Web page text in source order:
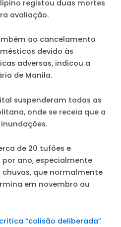
registou duas mortes
avaliação.
ao cancelamento
devido às
adversas, indicou a
de Manila.
suspenderam todas as
onde se receia que a
de 20 tufões e
ano, especialmente
que normalmente
em novembro ou
“colisão deliberada”